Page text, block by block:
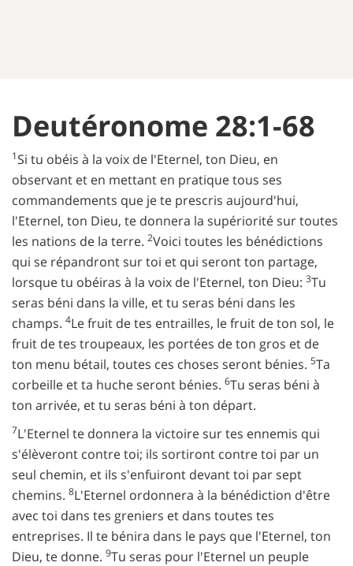
Deutéronome 28:1-68
1Si tu obéis à la voix de l'Eternel, ton Dieu, en
observant et en mettant en pratique tous ses
commandements que je te prescris aujourd'hui,
l'Eternel, ton Dieu, te donnera la supériorité sur toutes
les nations de la terre. 2Voici toutes les bénédictions
qui se répandront sur toi et qui seront ton partage,
lorsque tu obéiras à la voix de l'Eternel, ton Dieu: 3Tu
seras béni dans la ville, et tu seras béni dans les
champs. 4Le fruit de tes entrailles, le fruit de ton sol, le
fruit de tes troupeaux, les portées de ton gros et de
ton menu bétail, toutes ces choses seront bénies. 5Ta
corbeille et ta huche seront bénies. 6Tu seras béni à
ton arrivée, et tu seras béni à ton départ.
7L'Eternel te donnera la victoire sur tes ennemis qui
s'élèveront contre toi; ils sortiront contre toi par un
seul chemin, et ils s'enfuiront devant toi par sept
chemins. 8L'Eternel ordonnera à la bénédiction d'être
avec toi dans tes greniers et dans toutes tes
entreprises. Il te bénira dans le pays que l'Eternel, ton
Dieu, te donne. 9Tu seras pour l'Eternel un peuple